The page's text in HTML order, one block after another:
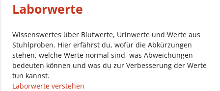
Laborwerte
Wissenswertes über Blutwerte, Urinwerte und Werte aus
Stuhlproben. Hier erfährst du, wofür die Abkürzungen
stehen, welche Werte normal sind, was Abweichungen
bedeuten können und was du zur Verbesserung der Werte
tun kannst.
Laborwerte verstehen